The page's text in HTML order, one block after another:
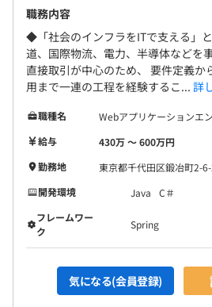
下記が一例です。
【例：年間受注金額3億…1プロジ
×10※運用保守含む】
同社のプロジェクトとしては、単
長いお付き合いのあるお客様との
職務内容
◆「社会のインフラをITで支える」
道、国際物流、電力、半導体などを
直接取引が中心のため、 要件定義か
用まで一連の工程を経験するこ... 詳
職種名
Webアプリケーションエン
給与
430万 〜 600万円
勤務地
東京都千代田区鍛冶町2-
開発環境
Java
C＃
フレームワー
ク
Spring
気になる(会員登録)